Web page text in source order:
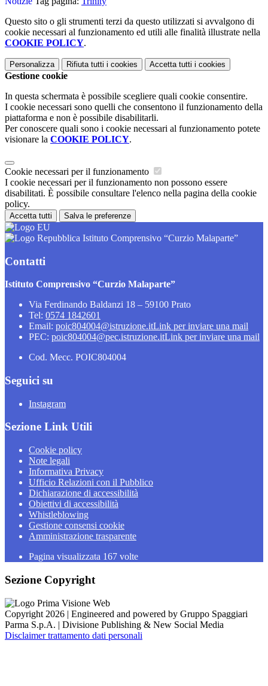
Questo sito o gli strumenti terzi da questo utilizzati si avvalgono di
cookie necessari al funzionamento ed utili alle finalità illustrate nella
COOKIE POLICY.
Personalizza Rifiuta tutti i cookies Accetta tutti i cookies
Gestione cookie
In questa schermata è possibile scegliere quali cookie consentire.
I cookie necessari sono quelli che consentono il funzionamento della
piattaforma e non è possibile disabilitarli.
Per conoscere quali sono i cookie necessari al funzionamento potete
visionare la COOKIE POLICY.
Cookie necessari per il funzionamento
I cookie necessari per il funzionamento non possono essere
disabilitati. È possibile consultare l'elenco nella pagina della cookie
policy.
Accetta tutti Salva le preferenze
Istituto Comprensivo “Curzio Malaparte”
Contatti
Istituto Comprensivo “Curzio Malaparte”
Via Ferdinando Baldanzi 18 – 59100 Prato
Tel: 0574 1842601
Email: poic804004@istruzione.itLink per inviare una mail
PEC: poic804004@pec.istruzione.itLink per inviare una mail
Cod. Mecc. POIC804004
Seguici su
Instagram
Sezione Link Utili
Cookie policy
Note legali
Informativa Privacy
Ufficio Relazioni con il Pubblico
Dichiarazione di accessibilità
Obiettivi di accessibilità
Whistleblowing
Gestione consensi cookie
Amministrazione trasparente
Pagina visualizzata 167 volte
Sezione Copyright
Copyright 2026 | Engineered and powered by Gruppo Spaggiari
Parma S.p.A. | Divisione Publishing & New Social Media
Disclaimer trattamento dati personali